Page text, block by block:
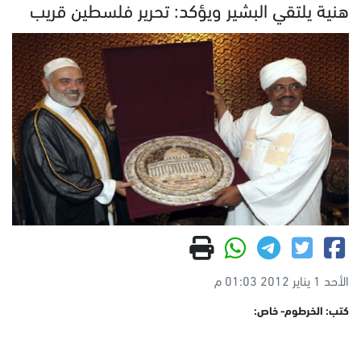
هنية يلتقي البشير ويؤكد: تحرير فلسطين قريب
الأحد 1 يناير 2012 01:03 م
كتب: الخرطوم- خاص: